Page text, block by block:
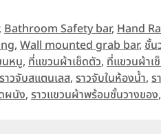
Bathroom Safety bar, Hand
, Wall mounted grab bar, ชั้น
หนู, ที่แขวนผ้าเช็ดตัว, ที่แขวนผ้า
ราวจับสแตนเลส, ราวจับในห้องน้ำ, ร
ผนัง, ราวแขวนผ้าพร้อมชั้นวางของ,